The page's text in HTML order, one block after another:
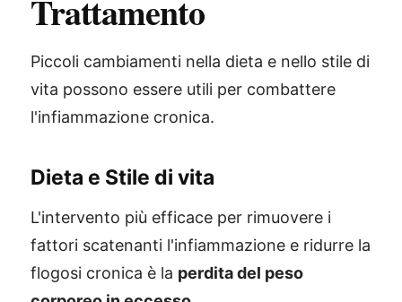
Trattamento
Piccoli cambiamenti nella dieta e nello stile di
vita possono essere utili per combattere
l'infiammazione cronica.
Dieta e Stile di vita
L'intervento più efficace per rimuovere i
fattori scatenanti l'infiammazione e ridurre la
flogosi cronica è la perdita del peso